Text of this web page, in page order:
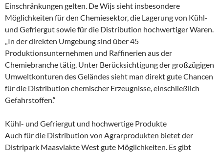
Einschränkungen gelten. De Wijs sieht insbesondere
Möglichkeiten für den Chemiesektor, die Lagerung von Kühl-
und Gefriergut sowie für die Distribution hochwertiger Waren.
„In der direkten Umgebung sind über 45
Produktionsunternehmen und Raffinerien aus der
Chemiebranche tätig. Unter Berücksichtigung der großzügigen
Umweltkonturen des Geländes sieht man direkt gute Chancen
für die Distribution chemischer Erzeugnisse, einschließlich
Gefahrstoffen.“
Kühl- und Gefriergut und hochwertige Produkte
Auch für die Distribution von Agrarprodukten bietet der
Distripark Maasvlakte West gute Möglichkeiten. Es gibt